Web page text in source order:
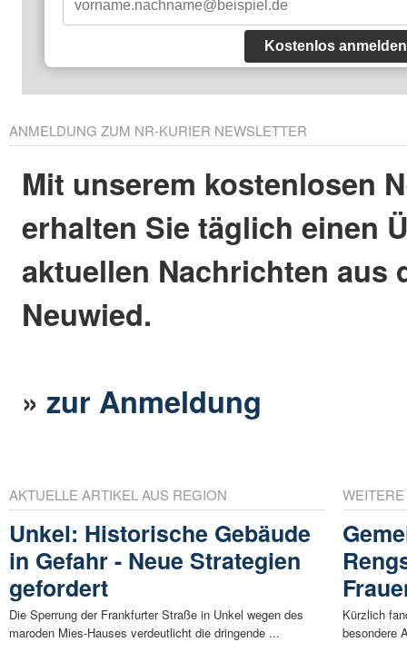
Kostenlos anmelden
ANMELDUNG ZUM NR-KURIER NEWSLETTER
Mit unserem kostenlosen
erhalten Sie täglich einen
aktuellen Nachrichten aus
Neuwied.
»zur Anmeldung
AKTUELLE ARTIKEL AUS REGION
Unkel: Historische Gebäude
in Gefahr - Neue Strategien
gefordert
Die Sperrung der Frankfurter Straße in Unkel wegen des
maroden Mies-Hauses verdeutlicht die dringende ...
Kürzlich
besondere